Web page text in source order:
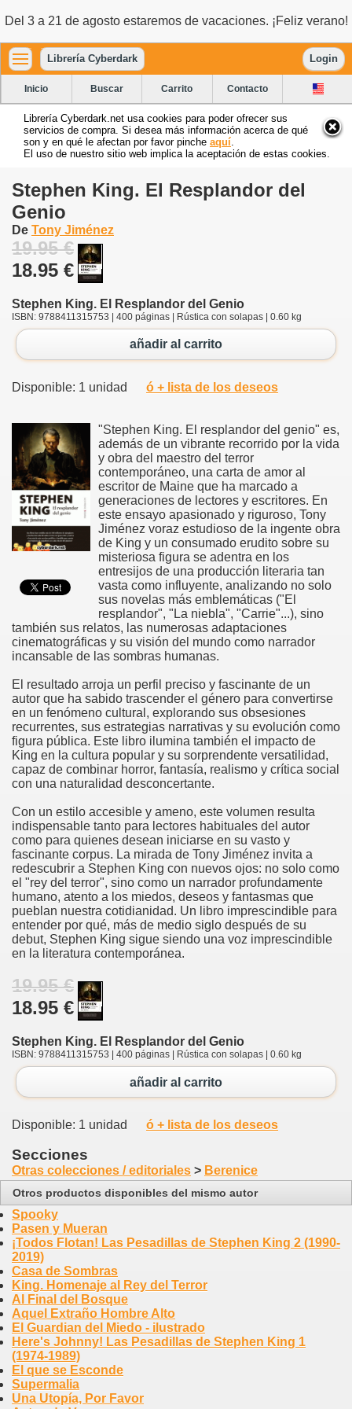
Del 3 a 21 de agosto estaremos de vacaciones. ¡Feliz verano!
Librería Cyberdark Login
Inicio Buscar Carrito Contacto
Librería Cyberdark.net usa cookies para poder ofrecer sus
servicios de compra. Si desea más información acerca de qué
son y en qué le afectan por favor pinche aquí
El uso de nuestro sitio web implica la aceptación de estas cookies.
Stephen King. El Resplandor del
Genio
De Tony Jiménez
19.95 €
18.95 €
Stephen King. El Resplandor del Genio
ISBN: 9788411315753 | 400 páginas | Rústica con solapas | 0.60 kg
añadir al carrito
Disponible: 1 unidad ó + lista de los deseos
"Stephen King. El resplandor del genio" es,
además de un vibrante recorrido por la vida
y obra del maestro del terror
contemporáneo, una carta de amor al
escritor de Maine que ha marcado a
generaciones de lectores y escritores. En
este ensayo apasionado y riguroso, Tony
Jiménez voraz estudioso de la ingente obra
de King y un consumado erudito sobre su
misteriosa figura se adentra en los
entresijos de una producción literaria tan
vasta como influyente, analizando no solo
sus novelas más emblemáticas ("El
resplandor", "La niebla", "Carrie"...), sino
también sus relatos, las numerosas adaptaciones
cinematográficas y su visión del mundo como narrador
incansable de las sombras humanas.
El resultado arroja un perfil preciso y fascinante de un
autor que ha sabido trascender el género para convertirse
en un fenómeno cultural, explorando sus obsesiones
recurrentes, sus estrategias narrativas y su evolución como
figura pública. Este libro ilumina también el impacto de
King en la cultura popular y su sorprendente versatilidad,
capaz de combinar horror, fantasía, realismo y crítica social
con una naturalidad desconcertante.
Con un estilo accesible y ameno, este volumen resulta
indispensable tanto para lectores habituales del autor
como para quienes desean iniciarse en su vasto y
fascinante corpus. La mirada de Tony Jiménez invita a
redescubrir a Stephen King con nuevos ojos: no solo como
el "rey del terror", sino como un narrador profundamente
humano, atento a los miedos, deseos y fantasmas que
pueblan nuestra cotidianidad. Un libro imprescindible para
entender por qué, más de medio siglo después de su
debut, Stephen King sigue siendo una voz imprescindible
en la literatura contemporánea.
19.95 €
18.95 €
Stephen King. El Resplandor del Genio
ISBN: 9788411315753 | 400 páginas | Rústica con solapas | 0.60 kg
añadir al carrito
Disponible: 1 unidad ó + lista de los deseos
Secciones
Otras colecciones / editoriales > Berenice
Otros productos disponibles del mismo autor
Spooky
Pasen y Mueran
¡Todos Flotan! Las Pesadillas de Stephen King 2 (1990-
2019)
Casa de Sombras
King. Homenaje al Rey del Terror
Al Final del Bosque
Aquel Extraño Hombre Alto
El Guardian del Miedo - ilustrado
Here's Johnny! Las Pesadillas de Stephen King 1
(1974-1989)
El que se Esconde
Supermalia
Una Utopía, Por Favor